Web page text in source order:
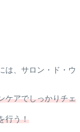
は、サロン・ド・ウ
ケアでしっかりチェ
行う！